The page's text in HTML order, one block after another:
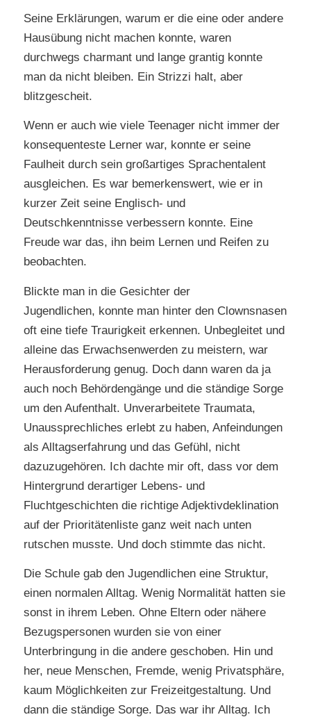
Seine Erklärungen, warum er die eine oder andere
Hausübung nicht machen konnte, waren
durchwegs charmant und lange grantig konnte
man da nicht bleiben. Ein Strizzi halt, aber
blitzgescheit.
Wenn er auch wie viele Teenager nicht immer der
konsequenteste Lerner war, konnte er seine
Faulheit durch sein großartiges Sprachentalent
ausgleichen. Es war bemerkenswert, wie er in
kurzer Zeit seine Englisch- und
Deutschkenntnisse verbessern konnte. Eine
Freude war das, ihn beim Lernen und Reifen zu
beobachten.
Blickte man in die Gesichter der
Jugendlichen, konnte man hinter den Clownsnasen
oft eine tiefe Traurigkeit erkennen. Unbegleitet und
alleine das Erwachsenwerden zu meistern, war
Herausforderung genug. Doch dann waren da ja
auch noch Behördengänge und die ständige Sorge
um den Aufenthalt. Unverarbeitete Traumata,
Unaussprechliches erlebt zu haben, Anfeindungen
als Alltagserfahrung und das Gefühl, nicht
dazuzugehören. Ich dachte mir oft, dass vor dem
Hintergrund derartiger Lebens- und
Fluchtgeschichten die richtige Adjektivdeklination
auf der Prioritätenliste ganz weit nach unten
rutschen musste. Und doch stimmte das nicht.
Die Schule gab den Jugendlichen eine Struktur,
einen normalen Alltag. Wenig Normalität hatten sie
sonst in ihrem Leben. Ohne Eltern oder nähere
Bezugspersonen wurden sie von einer
Unterbringung in die andere geschoben. Hin und
her, neue Menschen, Fremde, wenig Privatsphäre,
kaum Möglichkeiten zur Freizeitgestaltung. Und
dann die ständige Sorge. Das war ihr Alltag. Ich